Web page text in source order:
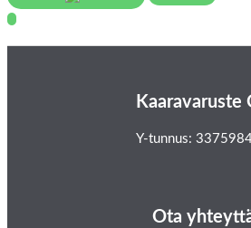
Kaaravaruste
Y-tunnus:
Ota